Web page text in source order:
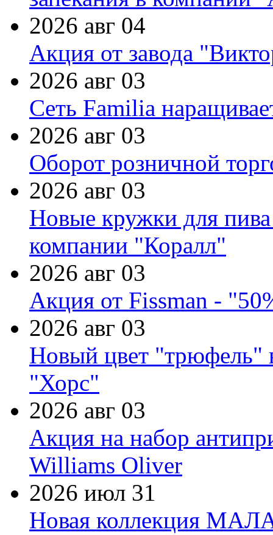
2026 авг 04
Акция от завода
2026 авг 03
Сеть Familia
2026 авг 03
Оборот розничной
2026 авг 03
Новые кружки для
компании "Коралл"
2026 авг 03
Акция от Fissman -
2026 авг 03
Новый цвет "трюфель"
"Хорс"
2026 авг 03
Акция на набор
Williams Oliver
2026 июл 31
Новая коллекция